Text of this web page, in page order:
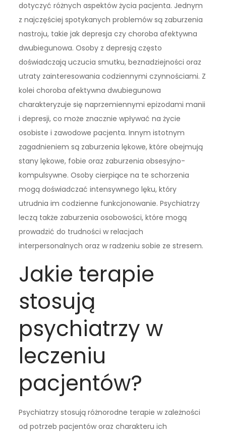
dotyczyć różnych aspektów życia pacjenta. Jednym
z najczęściej spotykanych problemów są zaburzenia
nastroju, takie jak depresja czy choroba afektywna
dwubiegunowa. Osoby z depresją często
doświadczają uczucia smutku, beznadziejności oraz
utraty zainteresowania codziennymi czynnościami. Z
kolei choroba afektywna dwubiegunowa
charakteryzuje się naprzemiennymi epizodami manii
i depresji, co może znacznie wpływać na życie
osobiste i zawodowe pacjenta. Innym istotnym
zagadnieniem są zaburzenia lękowe, które obejmują
stany lękowe, fobie oraz zaburzenia obsesyjno-
kompulsywne. Osoby cierpiące na te schorzenia
mogą doświadczać intensywnego lęku, który
utrudnia im codzienne funkcjonowanie. Psychiatrzy
leczą także zaburzenia osobowości, które mogą
prowadzić do trudności w relacjach
interpersonalnych oraz w radzeniu sobie ze stresem.
Jakie terapie
stosują
psychiatrzy w
leczeniu
pacjentów?
Psychiatrzy stosują różnorodne terapie w zależności
od potrzeb pacjentów oraz charakteru ich